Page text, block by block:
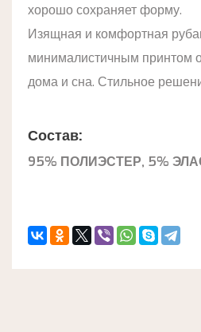
хорошо сохраняет форму.
Изящная и комфортная
минималистичным принтом
дома и сна. Стильное
Состав:
95% ПОЛИЭСТЕР, 5%